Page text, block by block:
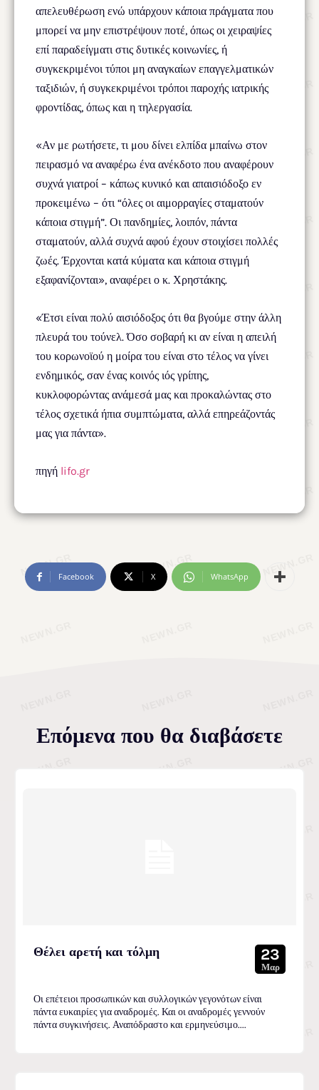
απελευθέρωση ενώ υπάρχουν κάποια πράγματα που
μπορεί να μην επιστρέψουν ποτέ, όπως οι χειραψίες
επί παραδείγματι στις δυτικές κοινωνίες, ή
συγκεκριμένοι τύποι μη αναγκαίων επαγγελματικών
ταξιδιών, ή συγκεκριμένοι τρόποι παροχής ιατρικής
φροντίδας, όπως και η τηλεργασία.
«Αν με ρωτήσετε, τι μου δίνει ελπίδα μπαίνω στον
πειρασμό να αναφέρω ένα ανέκδοτο που αναφέρουν
συχνά γιατροί – κάπως κυνικό και απαισιόδοξο εν
προκειμένω – ότι “όλες οι αιμορραγίες σταματούν
κάποια στιγμή”. Οι πανδημίες, λοιπόν, πάντα
σταματούν, αλλά συχνά αφού έχουν στοιχίσει πολλές
ζωές. Έρχονται κατά κύματα και κάποια στιγμή
εξαφανίζονται», αναφέρει ο κ. Χρηστάκης.
«Έτσι είναι πολύ αισιόδοξος ότι θα βγούμε στην άλλη
πλευρά του τούνελ. Όσο σοβαρή κι αν είναι η απειλή
του κορωνοϊού η μοίρα του είναι στο τέλος να γίνει
ενδημικός, σαν ένας κοινός ιός γρίπης,
κυκλοφορώντας ανάμεσά μας και προκαλώντας στο
τέλος σχετικά ήπια συμπτώματα, αλλά επηρεάζοντάς
μας για πάντα».
πηγή lifo.gr
Facebook X WhatsApp
Επόμενα που θα διαβάσετε
Θέλει αρετή και τόλμη 23
Μαρ
Οι επέτειοι προσωπικών και συλλογικών γεγονότων είναι
πάντα ευκαιρίες για αναδρομές. Και οι αναδρομές γεννούν
πάντα συγκινήσεις. Αναπόδραστο και ερμηνεύσιμο....